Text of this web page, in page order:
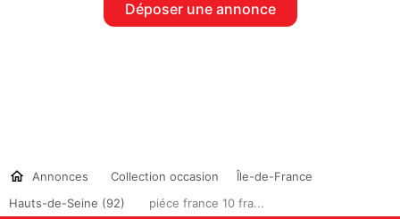
Déposer une annonce
Annonces Collection occasion
Île-de-France
Hauts-de-Seine (92)
piéce france 10 fra...